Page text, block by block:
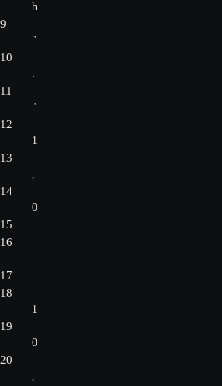
h
9
"
10
:
11
"
12
1
13
,
14
0
15
16
–
17
18
1
19
0
20
,